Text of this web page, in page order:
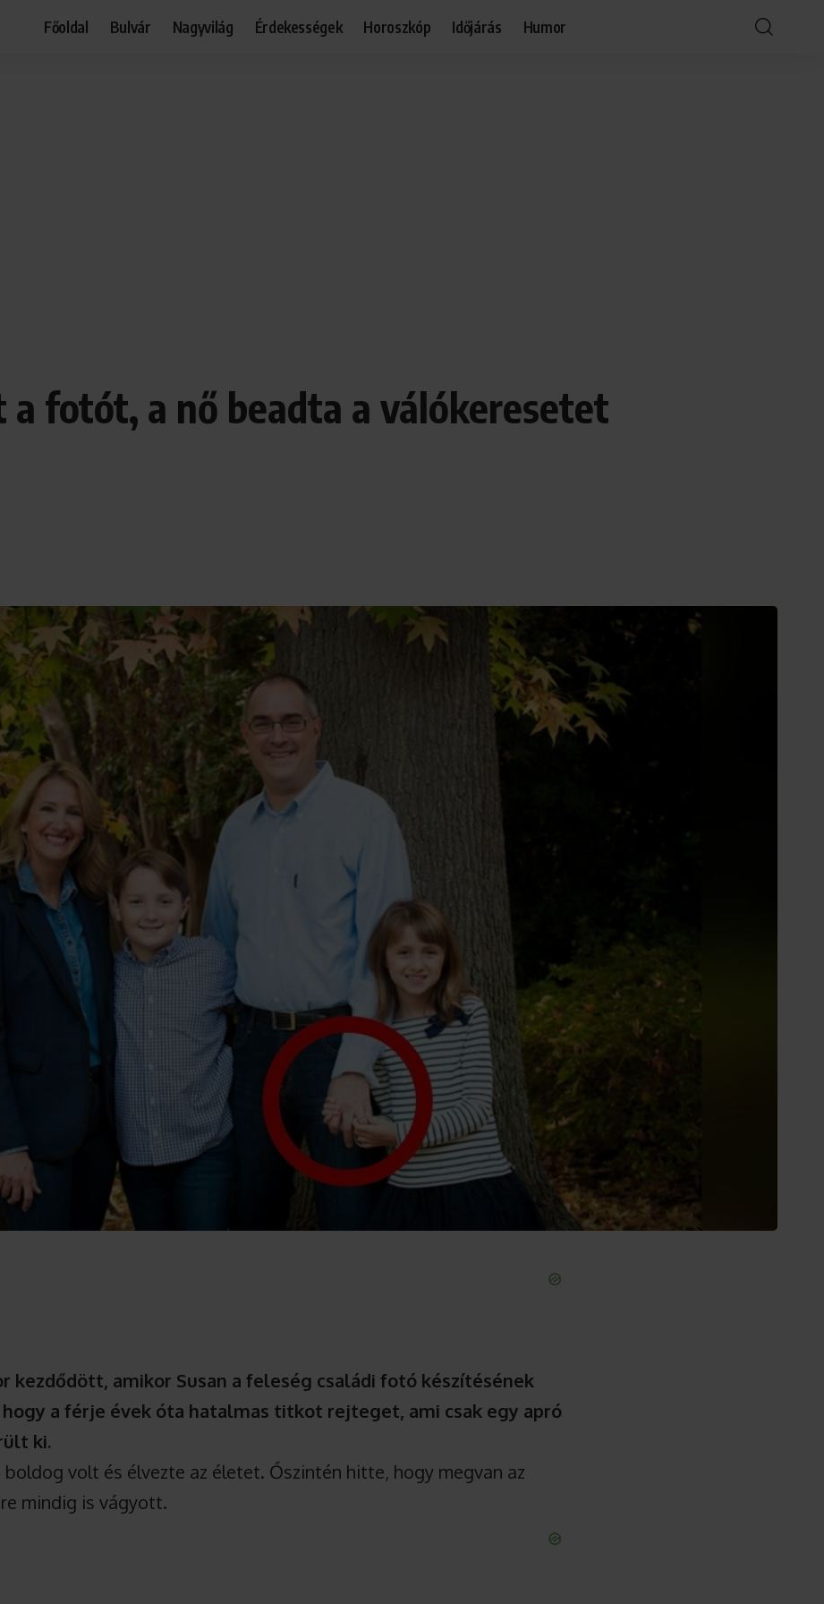
Főoldal Bulvár Nagyvilág Érdekességek Horoszkóp Időjárás Humor
fotót, a nő beadta a válókeresetet
kezdődött, amikor Susan a feleség családi fotó készítésének
a férje évek óta hatalmas titkot rejteget, ami csak egy apró
ki.
boldog volt és élvezte az életet. Őszintén hitte, hogy megvan az
mindig is vágyott.